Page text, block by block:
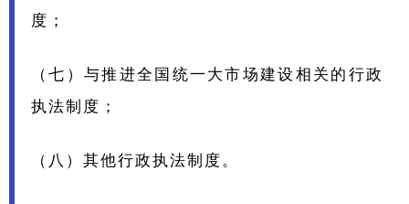
度；
（七）与推进全国统一大市场建设相关的行政
执法制度；
（八）其他行政执法制度。